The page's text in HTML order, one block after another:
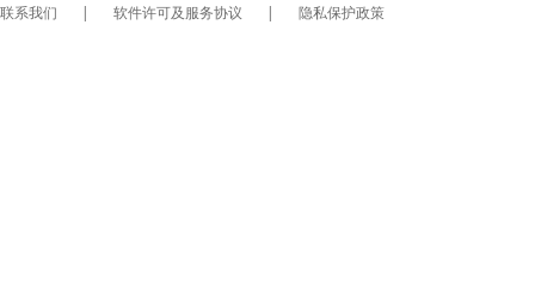
联系我们 | 软件许可及服务协议 | 隐私保护政策